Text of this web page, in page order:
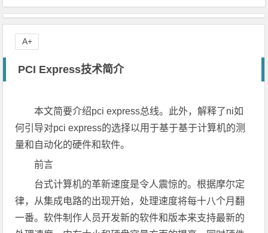
PCI Express技术简介
本文简要介绍pci express总线。此外，解释了ni如
何引导对pci express的选择以用于基于基于计算机的测
量和自动化的硬件和软件。
前言
台式计算机的革新速度是令人震惊的。根据摩尔定
律，从集成电路的出现开始，处理速度将每十八个月翻
一番。软件制作人员开发新的软件和版本来支持最新的
A+